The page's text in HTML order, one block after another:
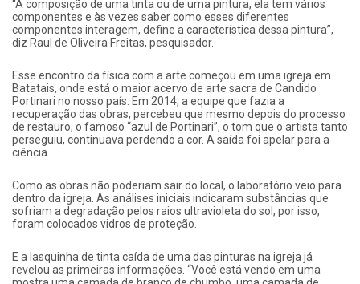
“A composição de uma tinta ou de uma pintura, ela tem vários
componentes e às vezes saber como esses diferentes
componentes interagem, define a característica dessa pintura”,
diz Raul de Oliveira Freitas, pesquisador.
Esse encontro da física com a arte começou em uma igreja em
Batatais, onde está o maior acervo de arte sacra de Candido
Portinari no nosso país. Em 2014, a equipe que fazia a
recuperação das obras, percebeu que mesmo depois do processo
de restauro, o famoso “azul de Portinari”, o tom que o artista tanto
perseguiu, continuava perdendo a cor. A saída foi apelar para a
ciência.
Como as obras não poderiam sair do local, o laboratório veio para
dentro da igreja. As análises iniciais indicaram substâncias que
sofriam a degradação pelos raios ultravioleta do sol, por isso,
foram colocados vidros de proteção.
E a lasquinha de tinta caída de uma das pinturas na igreja já
revelou as primeiras informações. “Você está vendo em uma